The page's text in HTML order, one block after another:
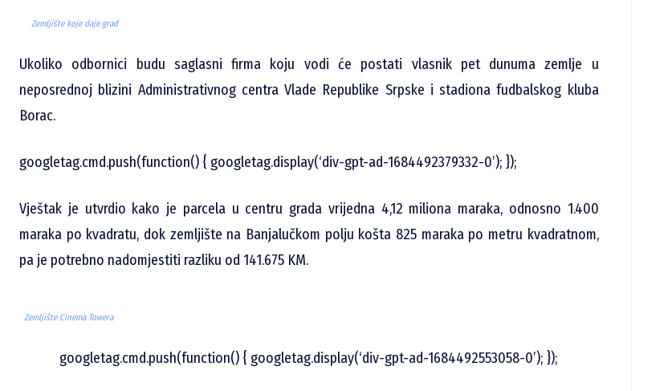
Zemljište koje daje grad
Ukoliko odbornici budu saglasni firma koju vodi će postati vlasnik pet dunuma zemlje u
neposrednoj blizini Administrativnog centra Vlade Republike Srpske i stadiona fudbalskog kluba
Borac.
googletag.cmd.push(function() { googletag.display(‘div-gpt-ad-1684492379332-0’); });
Vještak je utvrdio kako je parcela u centru grada vrijedna 4,12 miliona maraka, odnosno 1.400
maraka po kvadratu, dok zemljište na Banjalučkom polju košta 825 maraka po metru kvadratnom,
pa je potrebno nadomjestiti razliku od 141.675 KM.
Zemljište Cinema Towera
googletag.cmd.push(function() { googletag.display(‘div-gpt-ad-1684492553058-0’); });